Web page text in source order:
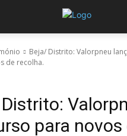
Beja/ Distrito: Valorpneu
de recolha.
para